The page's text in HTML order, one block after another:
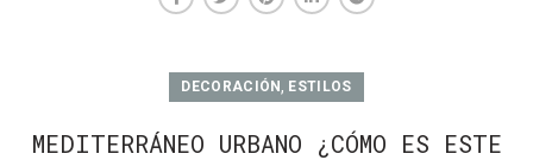
DECORACIÓN, ESTILOS
MEDITERRÁNEO URBANO ¿CÓMO ES ESTE